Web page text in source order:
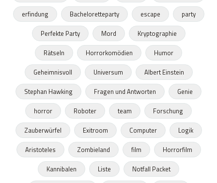
erfindung
Bacheloretteparty escape
party
Perfekte Party
Mord
Kryptographie
Rätseln
Horrorkomödien
Humor
Geheimnisvoll
Universum
Albert Einstein
Stephan Hawking
Fragen und Antworten
Genie
horror
Roboter team
Forschung
Zauberwürfel
Exitroom Computer
Logik
Aristoteles
Zombieland film
Horrorfilm
Kannibalen
Liste
Notfall Packet